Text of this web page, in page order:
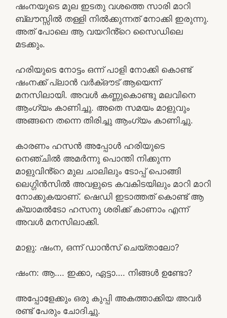
ഷംനയുടെ മുല ഇടതു വശത്തെ സാരി മാറി
ബ്ലൗസ്സിൽ തള്ളി നിൽക്കുന്നത് നോക്കി ഇരുന്നു.
അത് പോലെ ആ വയറിൻ്റെ സൈഡിലെ
മടക്കും.
ഹരിയുടെ നോട്ടം ഒന്ന് പാളി നോക്കി കൊണ്ട്
ഷംനക്ക് പ്ലാൻ വർക്ഔട് ആയെന്ന്
മനസിലായി. അവൾ കണ്ണുകൊണ്ടു മലവിനെ
ആംഗ്യം കാണിച്ചു. അതെ സമയം മാളുവും
അങ്ങനെ തന്നെ തിരിച്ചു ആംഗ്യം കാണിച്ചു.
കാരണം ഹസൻ അപ്പോൾ ഹരിയുടെ
നെഞ്ചിൽ അമർന്നു പൊന്തി നിക്കുന്ന
മാളുവിൻ്റെ മുല ചാലിലും ടോപ്പ് പൊങ്ങി
ലെഗ്ഗിൻസിൽ അവളുടെ കവകിടയിലും മാറി മാറി
നോക്കുകയാണ്. ഷെഡി ഇടാത്തത് കൊണ്ട് ആ
ക്യാമൽടോ ഹസനു ശരിക്ക് കാണാം എന്ന്
അവൾ മനസിലാക്കി.
മാളു: ഷംന, ഒന്ന് ഡാൻസ് ചെയ്താലോ?
ഷംന: ആ…. ഇക്കാ, ഏട്ടാ…. നിങ്ങൾ ഉണ്ടോ?
അപ്പോളേക്കും ഒരു കുപ്പി അകത്താക്കിയ അവർ
രണ്ട് പേരും ചോദിച്ചു.